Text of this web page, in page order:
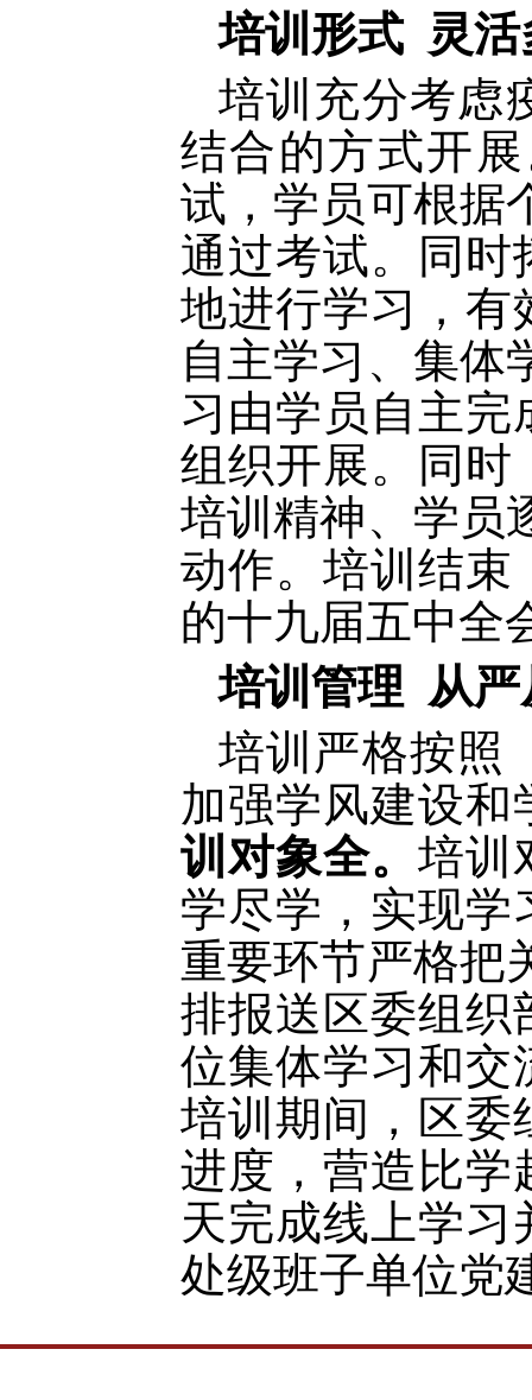
培训形式 灵
培训充分考虑
结合的方式开
试，学员可根据
通过考试。同时
地进行学习，有
自主学习、集体
习由学员自主完
组织开展。同时
培训精神、学员
动作。培训结束
的十九届五中全
培训管理 从
培训严格按照
加强学风建设
训对象全。 培训
学尽学，实现学
重要环节严格把
排报送区委组织
位集体学习和交
培训期间，区委
进度，营造比学
天完成线上学
处级班子单位党